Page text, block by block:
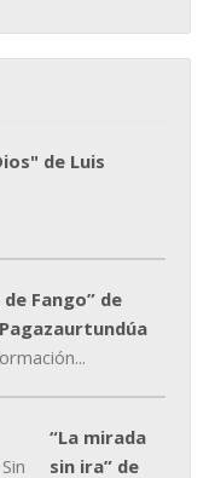
de Luis
Fango” de
“La mirada
sin ira” de